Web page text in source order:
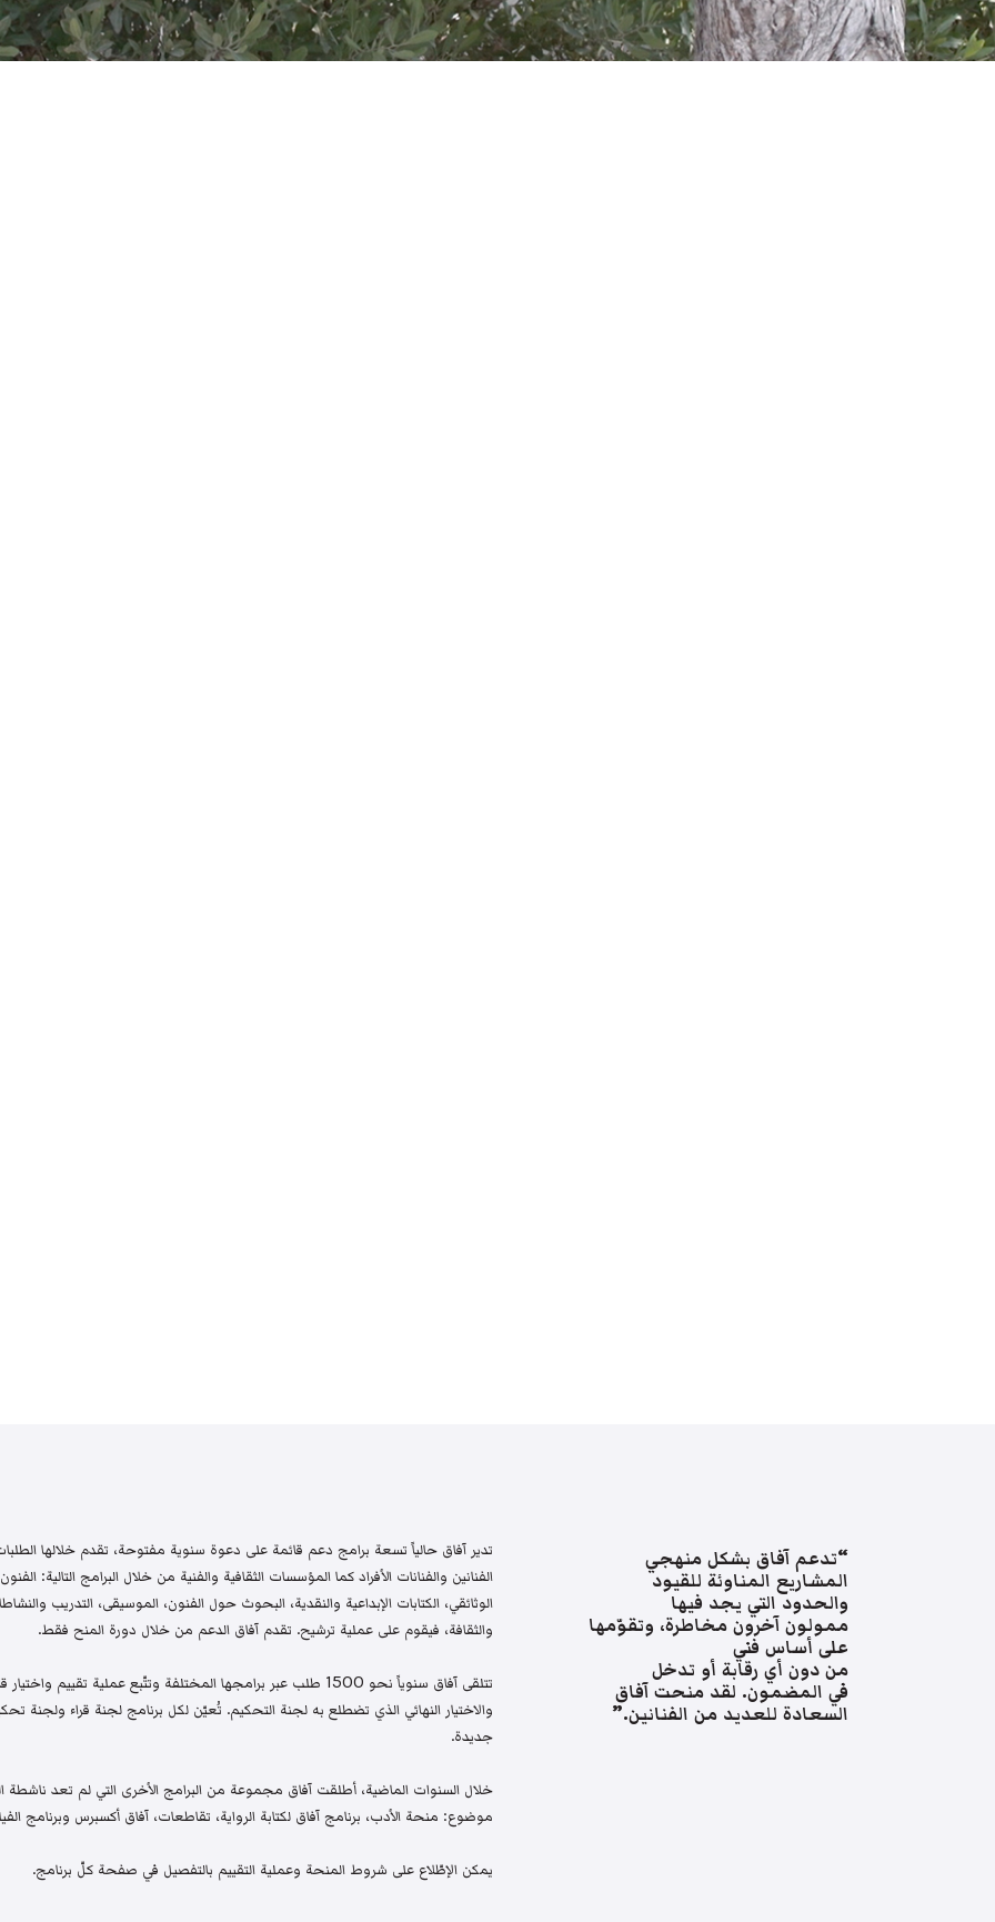
“تدعم آفاق بشكل منهجي
المشاريع المناوئة للقيود
والحدود التي يجد فيها
ممولون آخرون مخاطرة، وتقوّمها
على أساس فني
من دون أي رقابة أو تدخل
في المضمون. لقد منحت آفاق
السعادة للعديد من الفنانين.”
تدير آفاق حالياً تسعة برامج دعم قائمة على دعوة سنوية مفتوحة، تقدم خلالها
الفنانين والفنانات الأفراد كما المؤسسات الثقافية والفنية من خلال البرامج التالية:
الوثائقي، الكتابات الإبداعية والنقدية، البحوث حول الفنون، الموسيقى، التدريب
والثقافة، فيقوم على عملية ترشيح. تقدم آفاق الدعم من خلال دورة المنح فقط.
تتلقى آفاق سنوياً نحو 1500 طلب عبر برامجها المختلفة وتتّبع عملية
والاختيار النهائي الذي تضطلع به لجنة التحكيم. تُعيّن لكل برنامج لجنة قراء
جديدة.
خلال السنوات الماضية، أطلقت آفاق مجموعة من البرامج الأخرى التي لم تعد ناشطة
موضوع: منحة الأدب، برنامج آفاق لكتابة الرواية، تقاطعات، آفاق أكسبرس وبرنامج
يمكن الإطّلاع على شروط المنحة وعملية التقييم بالتفصيل في صفحة كلّ برنامج.